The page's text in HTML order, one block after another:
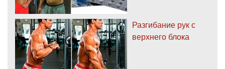
Разгибание рук с
верхнего блока